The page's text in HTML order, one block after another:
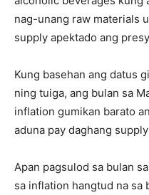
nag-unang raw materials
supply apektado ang
Kung basehan ang datus
ning tuiga, ang bulan sa
inflation gumikan barato
aduna pay daghang
Apan pagsulod sa bulan
sa inflation hangtud na sa